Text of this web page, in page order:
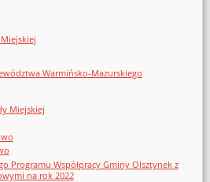
Warmińsko-Mazurskiego
Miejskiej
Programu Współpracy Gminy Olsztynek z
na rok 2022